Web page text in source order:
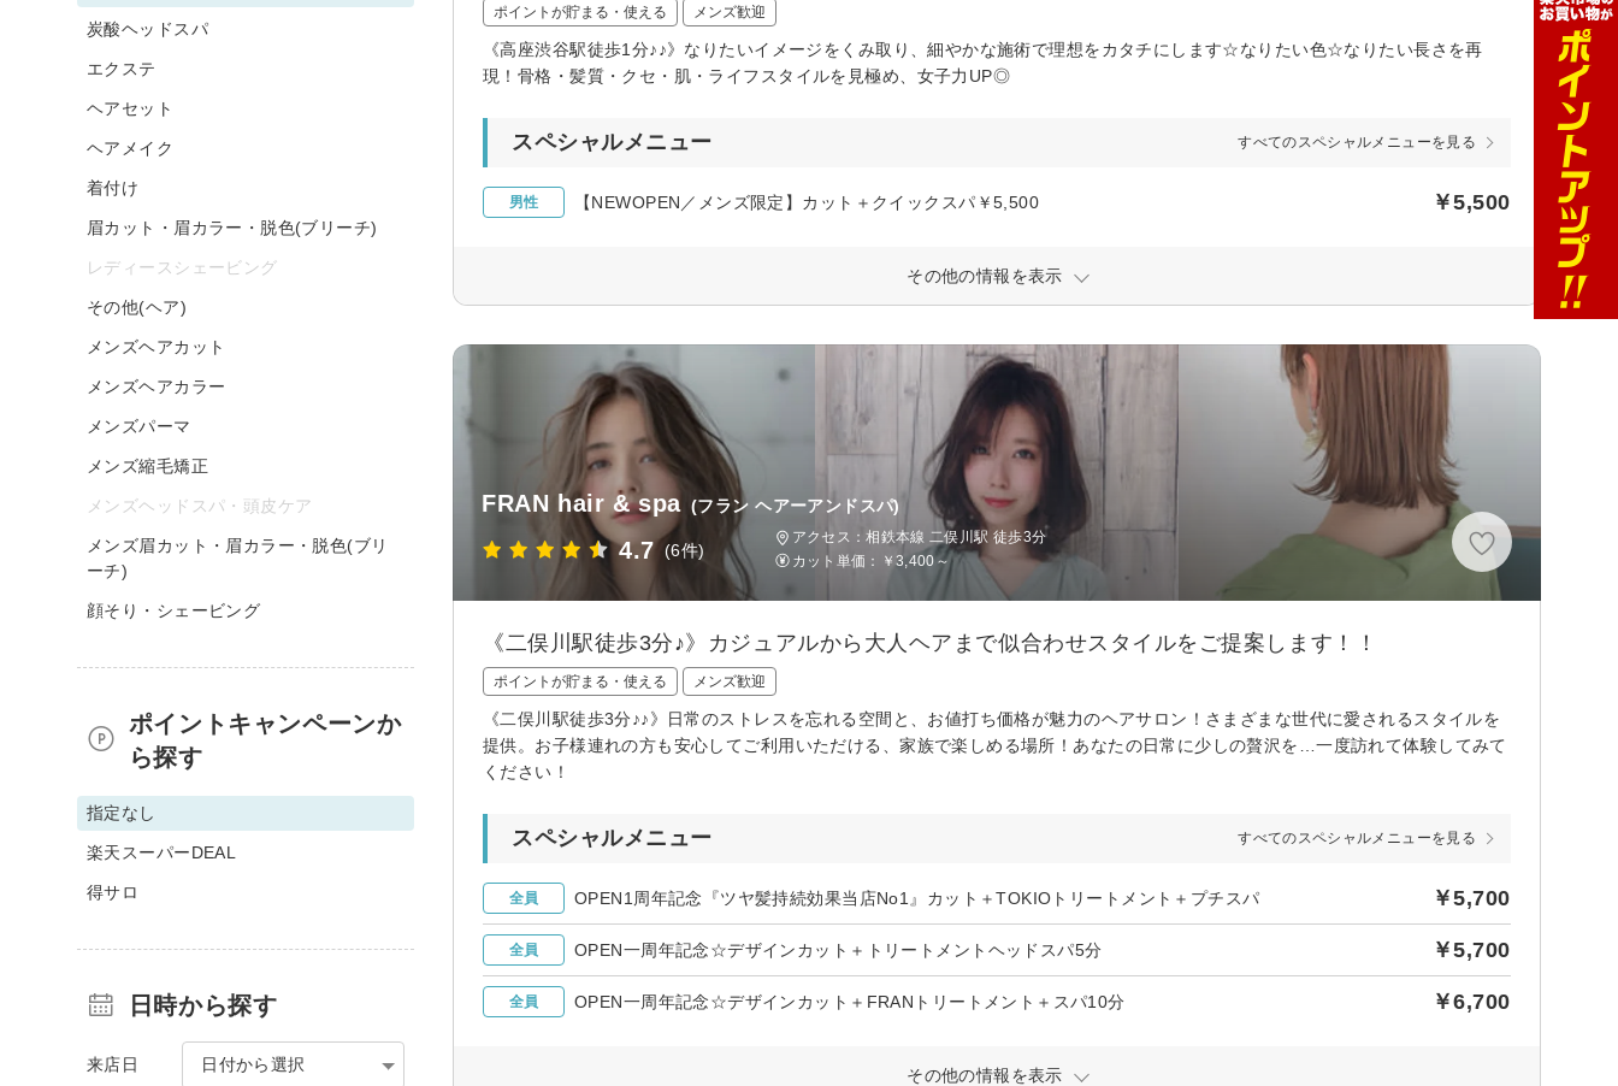
ポイントが貯まる・使える メンズ歓迎
《高座渋谷駅徒歩1分♪♪》なりたいイメージをくみ取り、細やかな施術で理想をカタチにします☆なりたい色☆なりたい長さを再
現！骨格・髪質・クセ・肌・ライフスタイルを見極め、女子力UP◎
スペシャルメニュー すべてのスペシャルメニューを見る
男性 【NEWOPEN／メンズ限定】カット＋クイックスパ￥5,500 ￥5,500
その他の情報を表示
FRAN hair & spa (フラン ヘアーアンドスパ)
4.7 (6件)
アクセス：相鉄本線 二俣川駅 徒歩3分
カット単価：
￥3,400～
《二俣川駅徒歩3分♪》カジュアルから大人ヘアまで似合わせスタイルをご提案します！！
ポイントが貯まる・使える メンズ歓迎
《二俣川駅徒歩3分♪♪》日常のストレスを忘れる空間と、お値打ち価格が魅力のヘアサロン！さまざまな世代に愛されるスタイルを
提供。お子様連れの方も安心してご利用いただける、家族で楽しめる場所！あなたの日常に少しの贅沢を…一度訪れて体験してみて
ください！
スペシャルメニュー すべてのスペシャルメニューを見る
全員 OPEN1周年記念『ツヤ髪持続効果当店No1』カット＋TOKIOトリートメント＋プチスパ ￥5,700
全員 OPEN一周年記念☆デザインカット＋トリートメントヘッドスパ5分 ￥5,700
全員 OPEN一周年記念☆デザインカット＋FRANトリートメント＋スパ10分 ￥6,700
その他の情報を表示
炭酸ヘッドスパ
エクステ
ヘアセット
ヘアメイク
着付け
眉カット・眉カラー・脱色(ブリーチ)
レディースシェービング
その他(ヘア)
メンズヘアカット
メンズヘアカラー
メンズパーマ
メンズ縮毛矯正
メンズヘッドスパ・頭皮ケア
メンズ眉カット・眉カラー・脱色(ブリ
ーチ)
顔そり・シェービング
ポイントキャンペーンか
ら探す
指定なし
楽天スーパーDEAL
得サロ
日時から探す
来店日 日付から選択